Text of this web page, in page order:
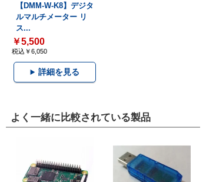
【DMM-W-K8】デジタ
ルマルチメーター リ
ス...
￥5,500
税込￥6,050
詳細を見る
よく一緒に比較されている製品